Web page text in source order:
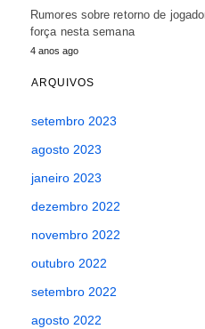
Rumores sobre retorno de
força nesta semana
4 anos ago
ARQUIVOS
setembro 2023
agosto 2023
janeiro 2023
dezembro 2022
novembro 2022
outubro 2022
setembro 2022
agosto 2022